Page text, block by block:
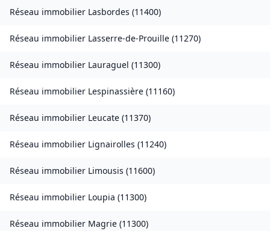
Réseau immobilier Lasbordes (11400)
Réseau immobilier Lasserre-de-Prouille (11270)
Réseau immobilier Lauraguel (11300)
Réseau immobilier Lespinassière (11160)
Réseau immobilier Leucate (11370)
Réseau immobilier Lignairolles (11240)
Réseau immobilier Limousis (11600)
Réseau immobilier Loupia (11300)
Réseau immobilier Magrie (11300)